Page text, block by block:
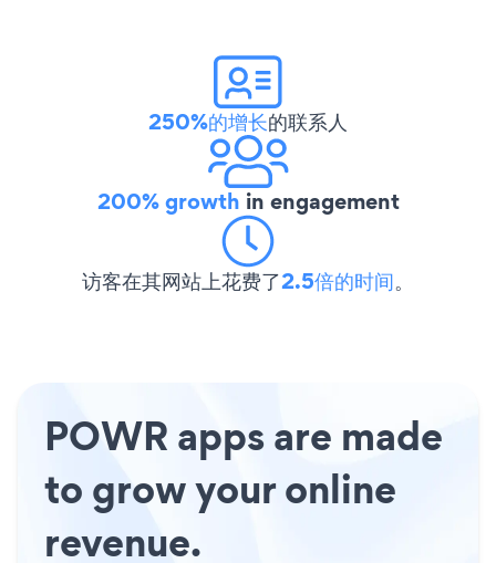
250%的增长的联系人
200% growth in engagement
访客在其网站上花费了2.5倍的时间。
POWR apps are made
to grow your online
revenue.